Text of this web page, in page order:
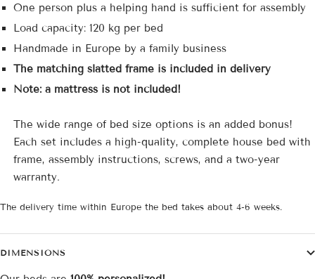
One person plus a helping hand is sufficient for assembly
Load capacity: 120 kg per bed
Handmade in Europe by a family business
The matching slatted frame is included in delivery
Note: a mattress is not included!
The wide range of bed size options is an added bonus!
Each set includes a high-quality, complete house bed with
frame, assembly instructions, screws, and a two-year
warranty.
The delivery time within Europe the bed takes about 4-6 weeks.
DIMENSIONS